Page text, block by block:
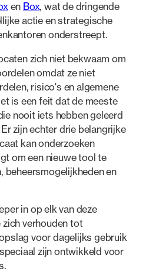
en Box, wat de dringende
actie en strategische
onderstreept.
zich niet bekwaam om
omdat ze niet
risico's en algemene
is een feit dat de meeste
nooit iets hebben geleerd
zijn echter drie belangrijke
kan onderzoeken
om een nieuwe tool te
beheersmogelijkheden en
in op elk van deze
zich verhouden tot
voor dagelijks gebruik
zijn ontwikkeld voor